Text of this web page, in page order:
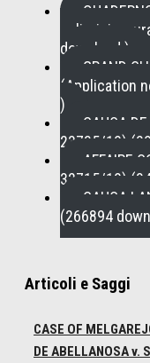
policrisi a
download )
GRAND
(Application
)
CAUSA
23735/19)
AFFAIRE
32715/19)
CAUSA
(266894
Articoli e Saggi
CASE OF
DE ABELLANOSA v.